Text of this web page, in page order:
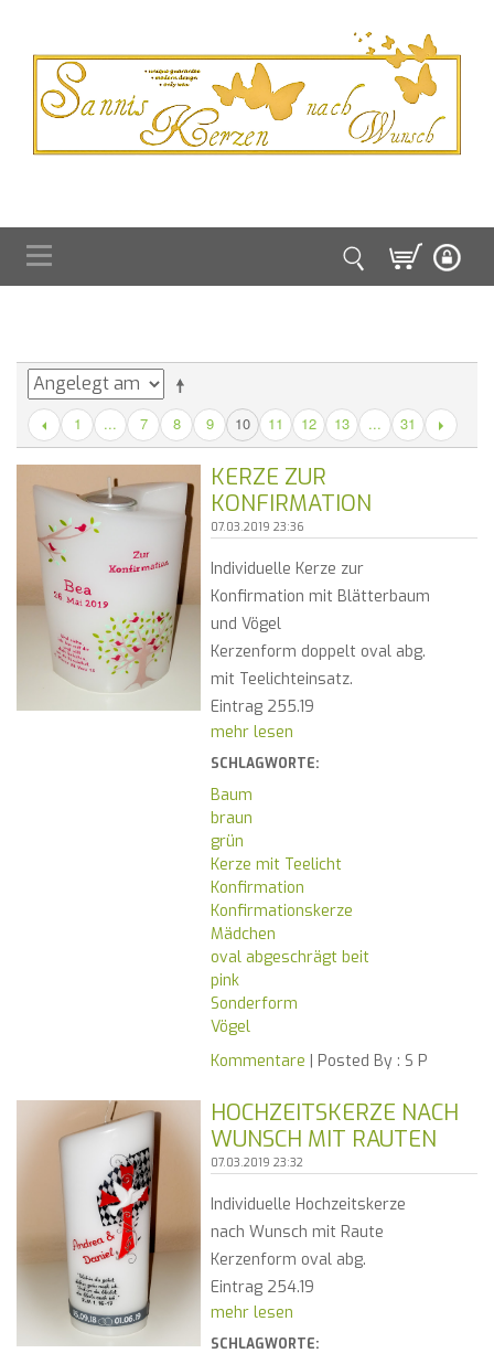
1 ... 7 8 9 10 11 12 13 ... 31
KERZE ZUR
KONFIRMATION
07.03.2019 23:36
Individuelle Kerze zur
Konfirmation mit Blätterbaum
und Vögel
Kerzenform doppelt oval abg.
mit Teelichteinsatz.
Eintrag 255.19
mehr lesen
SCHLAGWORTE:
Baum
braun
grün
Kerze mit Teelicht
Konfirmation
Konfirmationskerze
Mädchen
oval abgeschrägt beit
pink
Sonderform
Vögel
Kommentare | Posted By : S P
HOCHZEITSKERZE NACH
WUNSCH MIT RAUTEN
07.03.2019 23:32
Individuelle Hochzeitskerze
nach Wunsch mit Raute
Kerzenform oval abg.
Eintrag 254.19
mehr lesen
SCHLAGWORTE: